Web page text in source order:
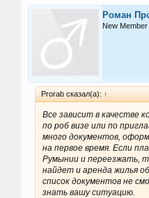
Роман
New Member
Prorab сказал(а): ↑
Все зависит в качестве
по роб визе или по
много документов,
на первое время. Если
Румынии и переезжать,
найдет и аренда жилья
список документов не
знать вашу ситуацию.